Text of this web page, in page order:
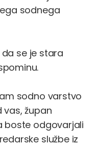
sodnega
se je stara
sodno varstvo
župan
boste odgovarjali
službe iz